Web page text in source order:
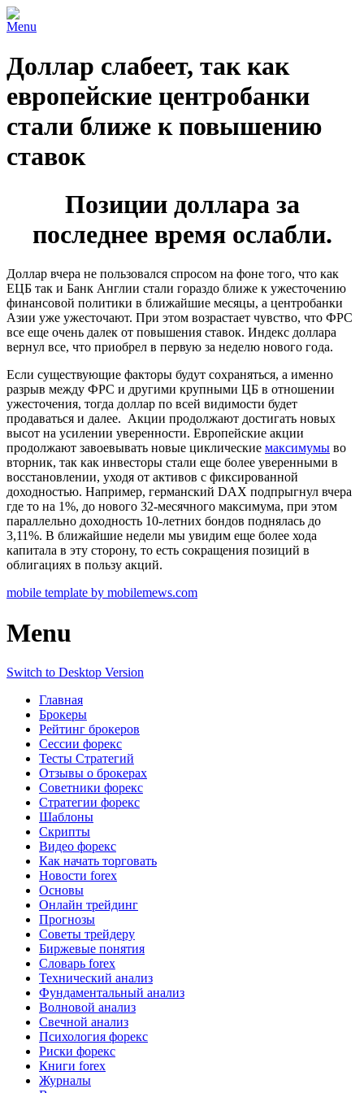
Menu
Доллар слабеет, так как
европейские центробанки
стали ближе к повышению
ставок
Позиции доллара за
последнее время ослабли.
Доллар вчера не пользовался спросом на фоне того, что как
ЕЦБ так и Банк Англии стали гораздо ближе к ужесточению
финансовой политики в ближайшие месяцы, а центробанки
Азии уже ужесточают. При этом возрастает чувство, что ФРС
все еще очень далек от повышения ставок. Индекс доллара
вернул все, что приобрел в первую за неделю нового года.
Если существующие факторы будут сохраняться, а именно
разрыв между ФРС и другими крупными ЦБ в отношении
ужесточения, тогда доллар по всей видимости будет
продаваться и далее. Акции продолжают достигать новых
высот на усилении уверенности. Европейские акции
продолжают завоевывать новые циклические максимумы во
вторник, так как инвесторы стали еще более уверенными в
восстановлении, уходя от активов с фиксированной
доходностью. Например, германский DAX подпрыгнул вчера
где то на 1%, до нового 32-месячного максимума, при этом
параллельно доходность 10-летних бондов поднялась до
3,11%. В ближайшие недели мы увидим еще более хода
капитала в эту сторону, то есть сокращения позиций в
облигациях в пользу акций.
mobile template by mobilemews.com
Menu
Switch to Desktop Version
Главная
Брокеры
Рейтинг брокеров
Сессии форекс
Тесты Стратегий
Отзывы о брокерах
Советники форекс
Стратегии форекс
Шаблоны
Скрипты
Видео форекс
Как начать торговать
Новости forex
Основы
Онлайн трейдинг
Прогнозы
Советы трейдеру
Биржевые понятия
Словарь forex
Технический анализ
Фундаментальный анализ
Волновой анализ
Свечной анализ
Психология форекс
Риски форекс
Книги forex
Журналы